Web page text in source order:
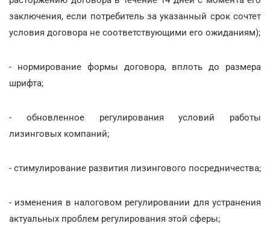
заключения, если потребитель за указанный срок сочтет
условия договора не соответствующими его ожиданиям);
- нормирование формы договора, вплоть до размера
шрифта;
- обновленное регулирования условий работы
лизинговых компаний;
- стимулирование развития лизингового посредничества;
- изменения в налоговом регулировании для устранения
актуальных проблем регулирования этой сферы;